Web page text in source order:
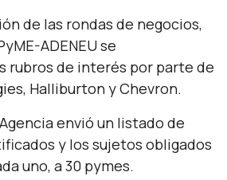
de las rondas de negocios,
ADENEU se
rubros de interés por parte de
Halliburton y Chevron.
envió un listado de
y los sujetos obligados
uno, a 30 pymes.